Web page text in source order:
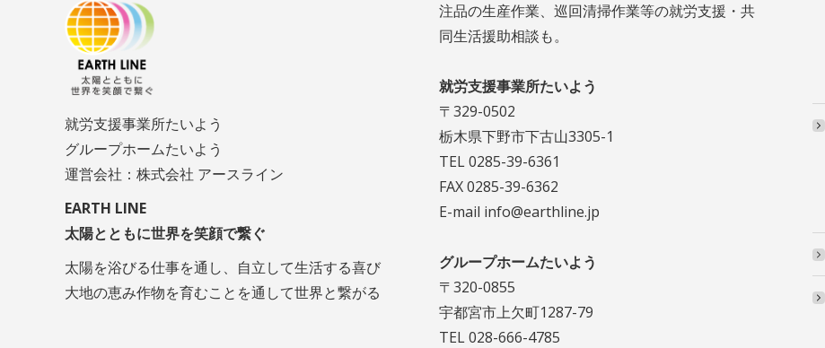
就労支援事業所たいよう
グループホームたいよう
運営会社：株式会社 アースライン
EARTH LINE
太陽とともに世界を笑顔で繋ぐ
太陽を浴びる仕事を通し、自立して生活する喜び
大地の恵み作物を育むことを通して世界と繋がる
注品の生産作業、巡回清掃作業等の就労支援・共
同生活援助相談も。
就労支援事業所たいよう
〒329-0502
栃木県下野市下古山3305-1
TEL 0285-39-6361
FAX 0285-39-6362
E-mail info@earthline.jp
グループホームたいよう
〒320-0855
宇都宮市上欠町1287-79
TEL 028-666-4785